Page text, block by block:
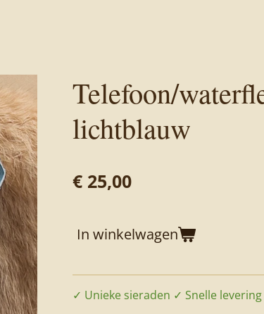
Telefoon/
lichtblauw
€ 25,00
In winkelwagen
✓ Unieke sieraden ✓ Snelle